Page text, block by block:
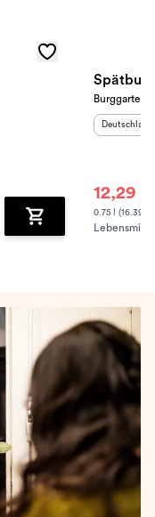
Zum Warenkorb
Burggarten
Deutschland
12,29 €
0.75 l (16.39 €